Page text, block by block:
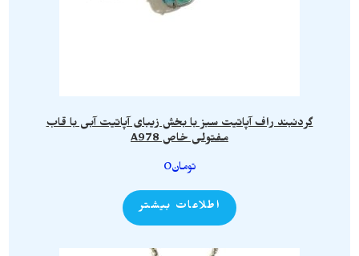
گردنبند راف آپاتیت سبز با بخش زیبای آپاتیت آبی با قاب
مفتولی خاص A978
تومان0
اطلاعات بیشتر